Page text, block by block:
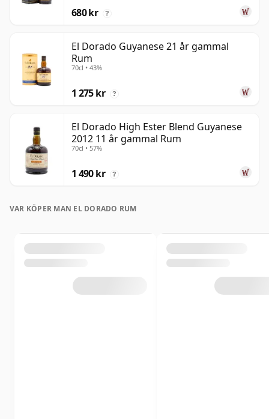
680 kr ?
El Dorado Guyanese 21 år gammal
Rum
70cl • 43%
1 275 kr ?
El Dorado High Ester Blend Guyanese
2012 11 år gammal Rum
70cl • 57%
1 490 kr ?
VAR KÖPER MAN EL DORADO RUM